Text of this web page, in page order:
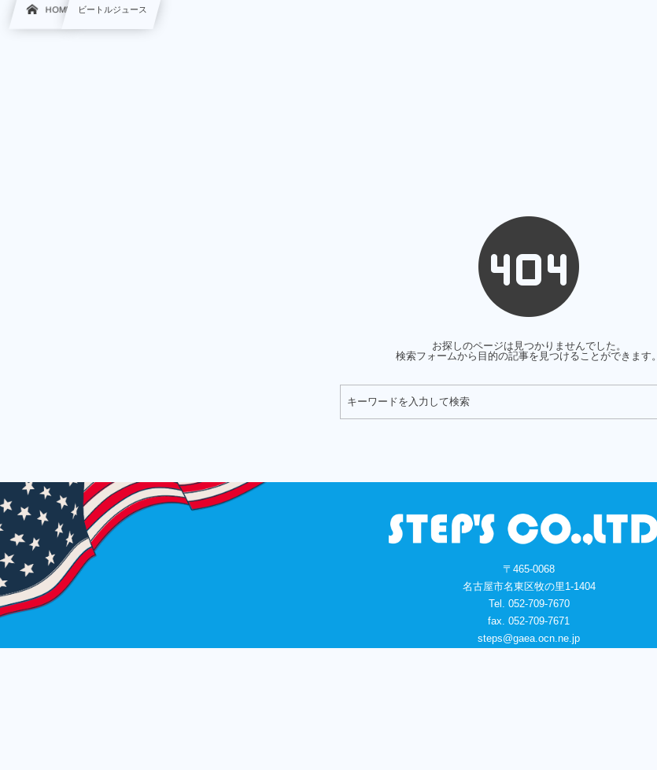
HOME ビートルジュース
お探しのページは見つかりませんでした。
検索フォームから目的の記事を見つけることができます。
〒465-0068
名古屋市名東区牧の里1-1404
Tel. 052-709-7670
fax. 052-709-7671
steps@gaea.ocn.ne.jp